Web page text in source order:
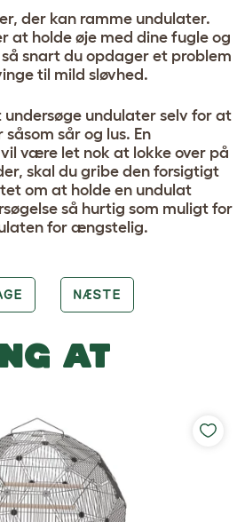
der kan ramme undulater.
at holde øje med dine fugle og
snart du opdager et problem
til mild sløvhed.
undersøge undulater selv for at
sår og lus. En
være let nok at lokke over på
skal du gribe den forsigtigt
om at holde en undulat
så hurtig som muligt for
for ængstelig.
NÆSTE
AT